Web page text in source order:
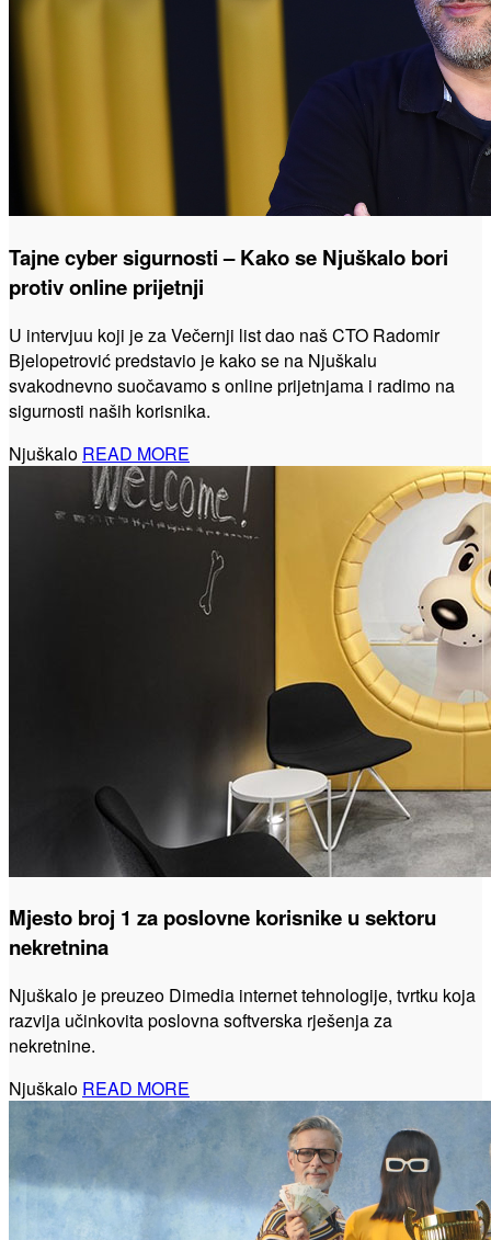
Tajne cyber sigurnosti – Kako se Njuškalo bori
protiv online prijetnji
U intervjuu koji je za Večernji list dao naš CTO Radomir
Bjelopetrović predstavio je kako se na Njuškalu
svakodnevno suočavamo s online prijetnjama i radimo na
sigurnosti naših korisnika.
Njuškalo READ MORE
Mjesto broj 1 za poslovne korisnike u sektoru
nekretnina
Njuškalo je preuzeo Dimedia internet tehnologije, tvrtku koja
razvija učinkovita poslovna softverska rješenja za
nekretnine.
Njuškalo READ MORE